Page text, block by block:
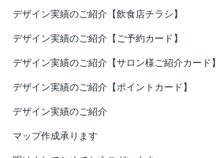
デザイン実績のご紹介【飲食店チラシ】
デザイン実績のご紹介【ご予約カード】
デザイン実績のご紹介【サロン様ご紹介カード】
デザイン実績のご紹介【ポイントカード】
デザイン実績のご紹介
マップ作成承ります